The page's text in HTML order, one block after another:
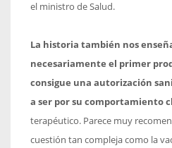
el ministro de Salud.
La historia también nos
necesariamente el primer
consigue una autorización
a ser por su comportamiento
terapéutico. Parece muy
cuestión tan compleja como la